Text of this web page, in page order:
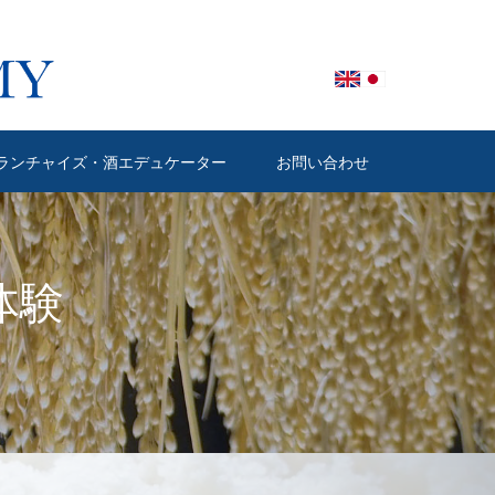
ンチャイズ・酒エデュケーター お問い合わせ
験